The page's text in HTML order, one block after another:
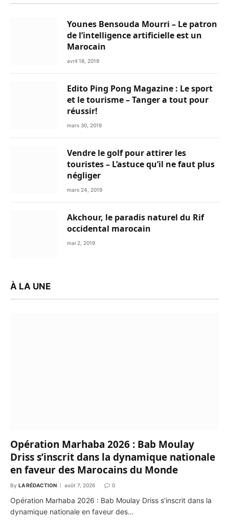
Younes Bensouda Mourri – Le patron
de l’intelligence artificielle est un
Marocain
avril 18, 2019
Edito Ping Pong Magazine : Le sport
et le tourisme – Tanger a tout pour
réussir!
mars 30, 2019
Vendre le golf pour attirer les
touristes – L’astuce qu’il ne faut plus
négliger
mars 24, 2019
Akchour, le paradis naturel du Rif
occidental marocain
mai 2, 2019
À LA UNE
Opération Marhaba 2026 : Bab Moulay
Driss s’inscrit dans la dynamique nationale
en faveur des Marocains du Monde
By LA RÉDACTION août 7, 2026 0
Opération Marhaba 2026 : Bab Moulay Driss s’inscrit dans la
dynamique nationale en faveur des…